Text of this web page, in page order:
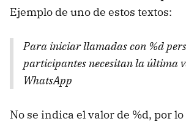
Ejemplo de uno de estos textos:
Para iniciar llamadas con %d
participantes necesitan la última
WhatsApp
No se indica el valor de %d, por